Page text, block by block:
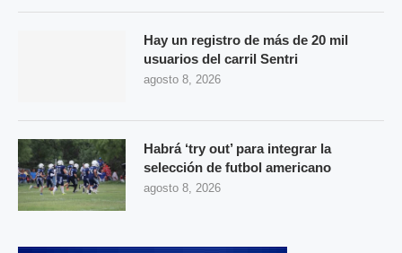
Hay un registro de más de 20 mil
usuarios del carril Sentri
agosto 8, 2026
Habrá ‘try out’ para integrar la
selección de futbol americano
agosto 8, 2026